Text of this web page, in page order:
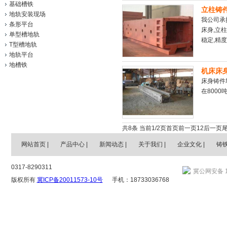
基础槽铁
地轨安装现场
条形平台
单型槽地轨
T型槽地轨
地轨平台
地槽铁
立柱铸
我公司承
床身,立
稳定,精
机床床
床身铸
在8000
共8条 当前1/2页首页前一页12后一页
网站首页| 产品中心| 新闻动态| 关于我们 企业文化| 铸
冀公网安备
0317-8290311
版权所有 冀ICP备20011573-10号手机：18733036768